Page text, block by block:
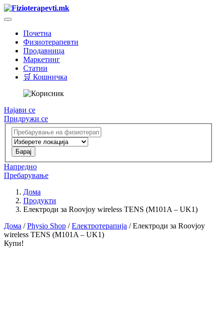
Почетна
Физиотерапевти
Продавница
Маркетинг
Статии
🛒 Кошничка
Најави се
Придружи се
Напредно
Пребарување
Дома
Продукти
Електроди за Roovjoy wireless TENS (M101A – UK1)
Дома /Physio Shop /Електротерапија / Електроди за Roovjoy
wireless TENS (M101A – UK1)
Купи!